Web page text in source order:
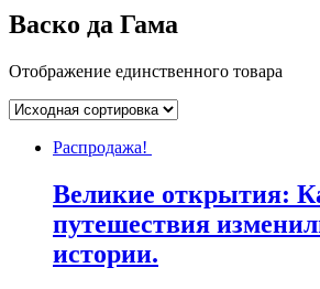
Васко да Гама
Отображение единственного товара
Распродажа!
Великие открытия:
путешествия
истории.